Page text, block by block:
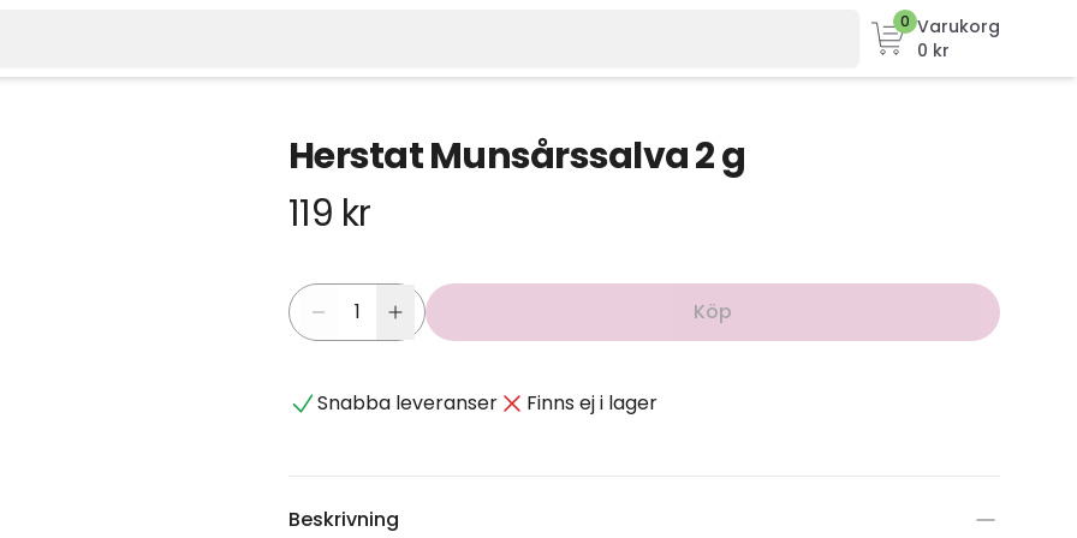
0 Varukorg
0 kr
Herstat Munsårssalva 2 g
119 kr
Köp
Snabba leveranser Finns ej i lager
Beskrivning